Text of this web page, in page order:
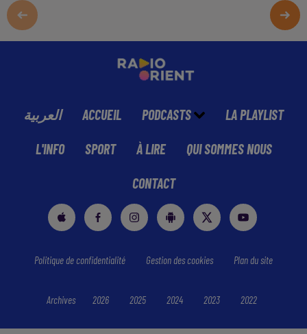
العربية ACCUEIL PODCASTS LA PLAYLIST
L'INFO SPORT À LIRE QUI SOMMES NOUS
CONTACT
Politique de confidentialité Gestion des cookies Plan du site
Archives 2026 2025 2024 2023 2022